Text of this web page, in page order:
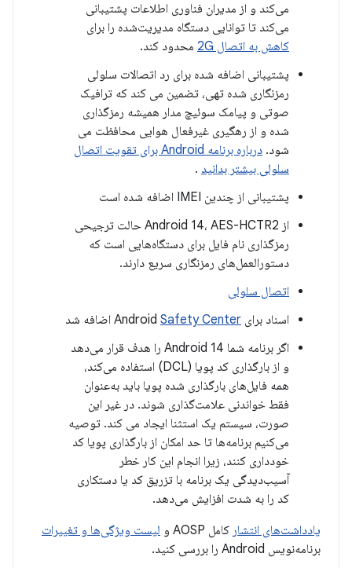
می‌کند و از مدیران فناوری اطلاعات پشتیبانی
می‌کند تا توانایی دستگاه مدیریت‌شده را برای
کاهش به اتصال 2G
محدود کند.
پشتیبانی اضافه شده برای رد اتصالات سلولی
رمزنگاری شده تهی، تضمین می کند که ترافیک
صوتی و پیامک سوئیچ مدار همیشه رمزگذاری
شده و از رهگیری غیرفعال هوایی محافظت می
شود.
درباره برنامه Android برای تقویت اتصال
سلولی بیشتر بدانید .
پشتیبانی از چندین IMEI اضافه شده است
از Android 14، AES-HCTR2 حالت ترجیحی
رمزگذاری نام فایل برای دستگاه‌هایی است که
دستورالعمل‌های رمزنگاری سریع دارند.
اتصال سلولی
اسناد برای Android Safety Center
اضافه شد
اگر برنامه شما Android 14 را هدف قرار می‌دهد
و از بارگذاری کد پویا (DCL) استفاده می‌کند،
همه فایل‌های بارگذاری شده پویا باید به‌عنوان
فقط خواندنی علامت‌گذاری شوند. در غیر این
صورت، سیستم یک استثنا ایجاد می کند. توصیه
می‌کنیم برنامه‌ها تا حد امکان از بارگذاری پویا کد
خودداری کنند، زیرا انجام این کار خطر
آسیب‌دیدگی یک برنامه با تزریق کد یا دستکاری
کد را به شدت افزایش می‌دهد.
یادداشت‌های انتشار کامل AOSP و
لیست ویژگی‌ها و تغییرات
برنامه‌نویس Android را بررسی کنید.